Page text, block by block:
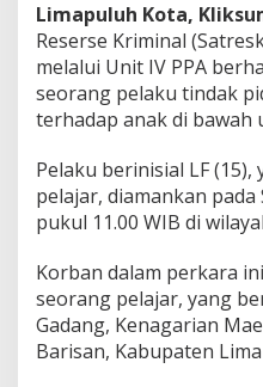
e
s
5
0
o
a
A
m
k
a
n
P
Limapuluh Kota,
Reserse Kriminal
melalui Unit IV PPA
seorang pelaku tindak
terhadap anak di bawah
Pelaku berinisial LF
pelajar, diamankan
pukul 11.00 WIB di
Korban dalam perkara
seorang pelajar, yang
Gadang, Kenagarian
Barisan, Kabupaten